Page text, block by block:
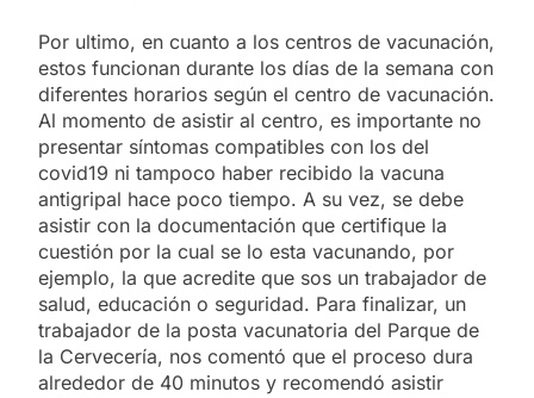
Por ultimo, en cuanto a los centros de vacunación,
estos funcionan durante los días de la semana con
diferentes horarios según el centro de vacunación.
Al momento de asistir al centro, es importante no
presentar síntomas compatibles con los del
covid19 ni tampoco haber recibido la vacuna
antigripal hace poco tiempo. A su vez, se debe
asistir con la documentación que certifique la
cuestión por la cual se lo esta vacunando, por
ejemplo, la que acredite que sos un trabajador de
salud, educación o seguridad. Para finalizar, un
trabajador de la posta vacunatoria del Parque de
la Cervecería, nos comentó que el proceso dura
alrededor de 40 minutos y recomendó asistir